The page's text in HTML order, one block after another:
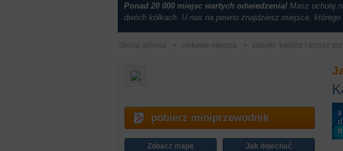
Ponad 20 000 miejsc wartych odwiedzenia! Masz ochotę
dwóch kółkach. U nas na pewno znajdziesz miejsce,
Strona główna ciekawe miejsca zabytki: kaplice i krzyże
pobierz miniprzewodnik
Zobacz mapę Jak dojechać